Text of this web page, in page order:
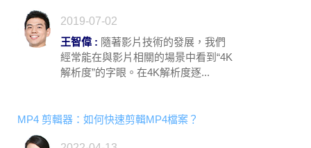
2019-07-02
王智偉 : 隨著影片技術的發展，我們
經常能在與影片相關的場景中看到“4K
解析度”的字眼。在4K解析度逐...
MP4 剪輯器：如何快速剪輯MP4檔案？